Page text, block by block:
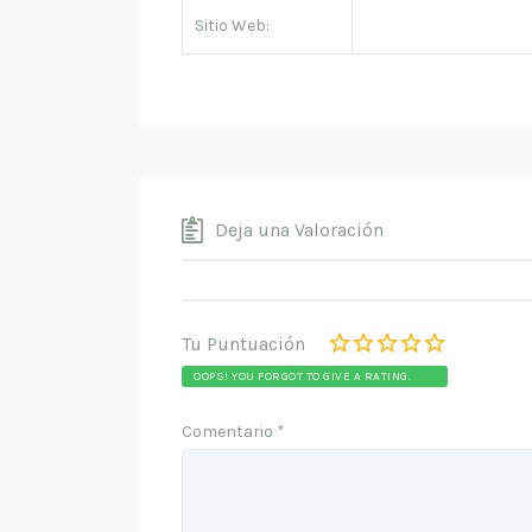
Sitio Web:
Deja una Valoración
Tu Puntuación
OOPS! YOU FORGOT TO GIVE A RATING.
Comentario *